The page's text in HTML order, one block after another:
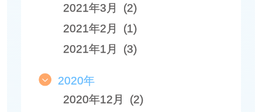
2021年3月 (2)
2021年2月 (1)
2021年1月 (3)
2020年
2020年12月 (2)